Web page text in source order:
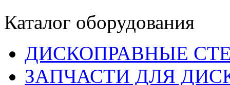
Каталог оборудования
ДИСКОПРАВНЫЕ
ЗАПЧАСТИ ДЛЯ